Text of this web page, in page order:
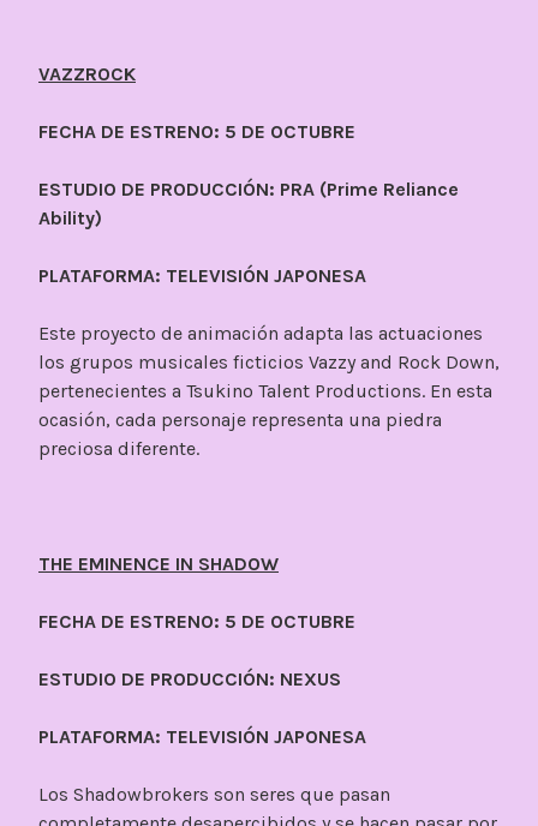
VAZZROCK
FECHA DE ESTRENO: 5 DE OCTUBRE
ESTUDIO DE PRODUCCIÓN: PRA (Prime Reliance
Ability)
PLATAFORMA: TELEVISIÓN JAPONESA
Este proyecto de animación adapta las actuaciones
los grupos musicales ficticios Vazzy and Rock Down,
pertenecientes a Tsukino Talent Productions. En esta
ocasión, cada personaje representa una piedra
preciosa diferente.
THE EMINENCE IN SHADOW
FECHA DE ESTRENO: 5 DE OCTUBRE
ESTUDIO DE PRODUCCIÓN: NEXUS
PLATAFORMA: TELEVISIÓN JAPONESA
Los Shadowbrokers son seres que pasan